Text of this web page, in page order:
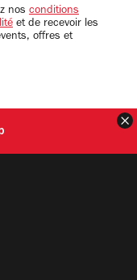
nos conditions
et de recevoir les
offres et